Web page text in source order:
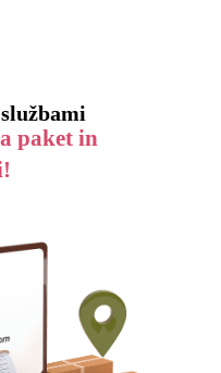
paket in